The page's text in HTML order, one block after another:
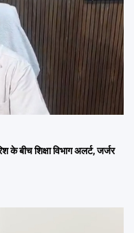
बीच शिक्षा विभाग अलर्ट, जर्जर